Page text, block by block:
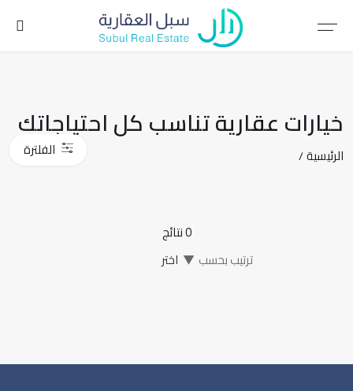
خيارات عقارية تناسب كل احتياجاتك
الرئيسية الفلترة
0 نتائج
ترتيب بحسب ▼